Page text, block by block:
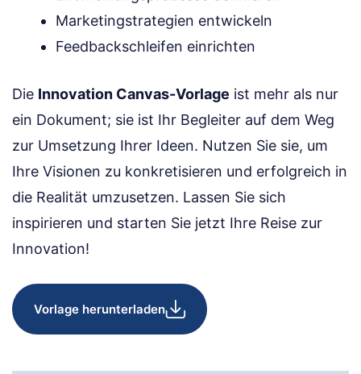
Marketingstrategien entwickeln
Feedbackschleifen einrichten
Die Innovation Canvas-Vorlage ist mehr als nur
ein Dokument; sie ist Ihr Begleiter auf dem Weg
zur Umsetzung Ihrer Ideen. Nutzen Sie sie, um
Ihre Visionen zu konkretisieren und erfolgreich in
die Realität umzusetzen. Lassen Sie sich
inspirieren und starten Sie jetzt Ihre Reise zur
Innovation!
Vorlage herunterladen